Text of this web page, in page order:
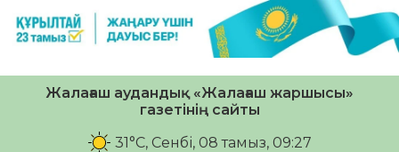
Жалағаш аудандық «Жалағаш жаршысы»
газетінің сайты
31°C, Сенбі, 08 тамыз, 09:27